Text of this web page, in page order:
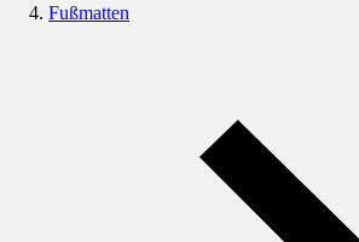
Fußmatten